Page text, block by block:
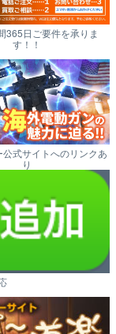
365日ご要件を承りま
す！！
式サイトへのリンクあ
り